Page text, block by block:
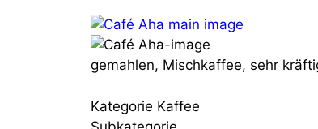
gemahlen, Mischkaffee, sehr
Kategorie Kaffee